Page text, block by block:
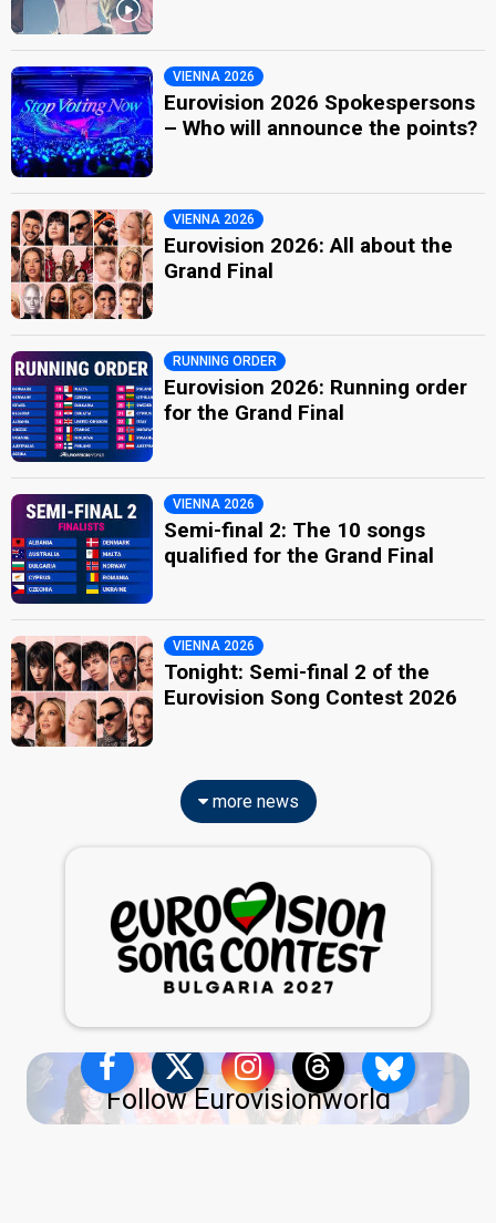
VIENNA 2026
Eurovision 2026 Spokespersons
– Who will announce the points?
VIENNA 2026
Eurovision 2026: All about the
Grand Final
RUNNING ORDER
Eurovision 2026: Running order
for the Grand Final
VIENNA 2026
Semi-final 2: The 10 songs
qualified for the Grand Final
VIENNA 2026
Tonight: Semi-final 2 of the
Eurovision Song Contest 2026
more news
Follow Eurovisionworld